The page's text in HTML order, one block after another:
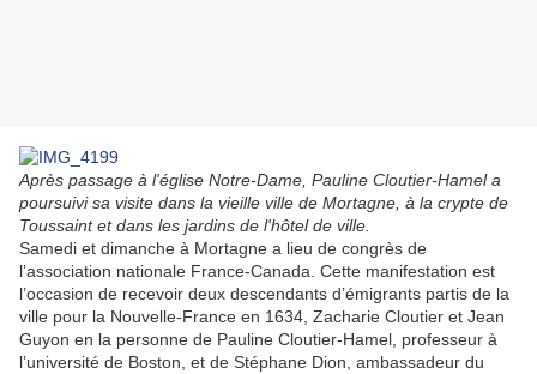
Après passage à l'église Notre-Dame, Pauline Cloutier-Hamel a
poursuivi sa visite dans la vieille ville de Mortagne, à la crypte de
Toussaint et dans les jardins de l'hôtel de ville.
Samedi et dimanche à Mortagne a lieu de congrès de
l’association nationale France-Canada. Cette manifestation est
l’occasion de recevoir deux descendants d’émigrants partis de la
ville pour la Nouvelle-France en 1634, Zacharie Cloutier et Jean
Guyon en la personne de Pauline Cloutier-Hamel, professeur à
l’université de Boston, et de Stéphane Dion, ambassadeur du